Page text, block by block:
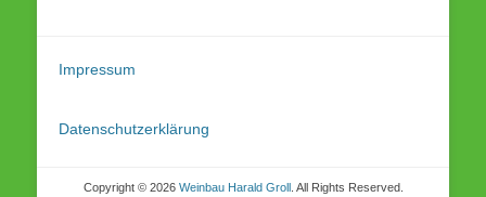
Impressum
Datenschutzerklärung
Copyright © 2026 Weinbau Harald Groll. All Rights Reserved.